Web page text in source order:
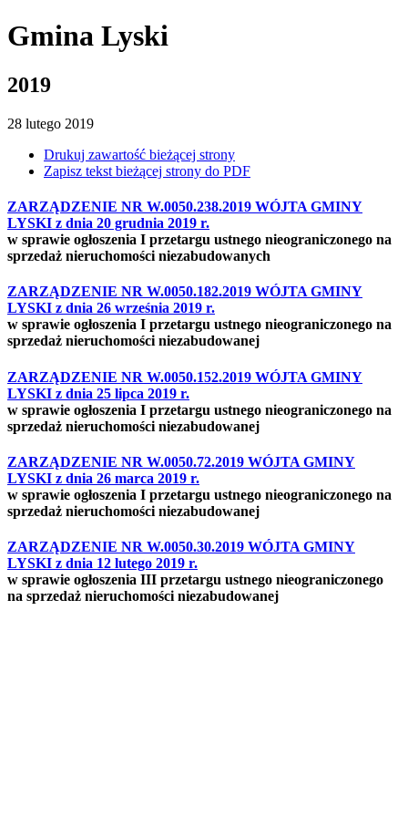
Gmina Lyski
2019
28 lutego 2019
Drukuj zawartość bieżącej strony
Zapisz tekst bieżącej strony do PDF
ZARZĄDZENIE NR W.0050.238.2019 WÓJTA GMINY
LYSKI z dnia 20 grudnia 2019 r.
w sprawie ogłoszenia I przetargu ustnego nieograniczonego na
sprzedaż nieruchomości niezabudowanych
ZARZĄDZENIE NR W.0050.182.2019 WÓJTA GMINY
LYSKI z dnia 26 września 2019 r.
w sprawie ogłoszenia I przetargu ustnego nieograniczonego na
sprzedaż nieruchomości niezabudowanej
ZARZĄDZENIE NR W.0050.152.2019 WÓJTA GMINY
LYSKI z dnia 25 lipca 2019 r.
w sprawie ogłoszenia I przetargu ustnego nieograniczonego na
sprzedaż nieruchomości niezabudowanej
ZARZĄDZENIE NR W.0050.72.2019 WÓJTA GMINY
LYSKI z dnia 26 marca 2019 r.
w sprawie ogłoszenia I przetargu ustnego nieograniczonego na
sprzedaż nieruchomości niezabudowanej
ZARZĄDZENIE NR W.0050.30.2019 WÓJTA GMINY
LYSKI z dnia 12 lutego 2019 r.
w sprawie ogłoszenia III przetargu ustnego nieograniczonego
na sprzedaż nieruchomości niezabudowanej